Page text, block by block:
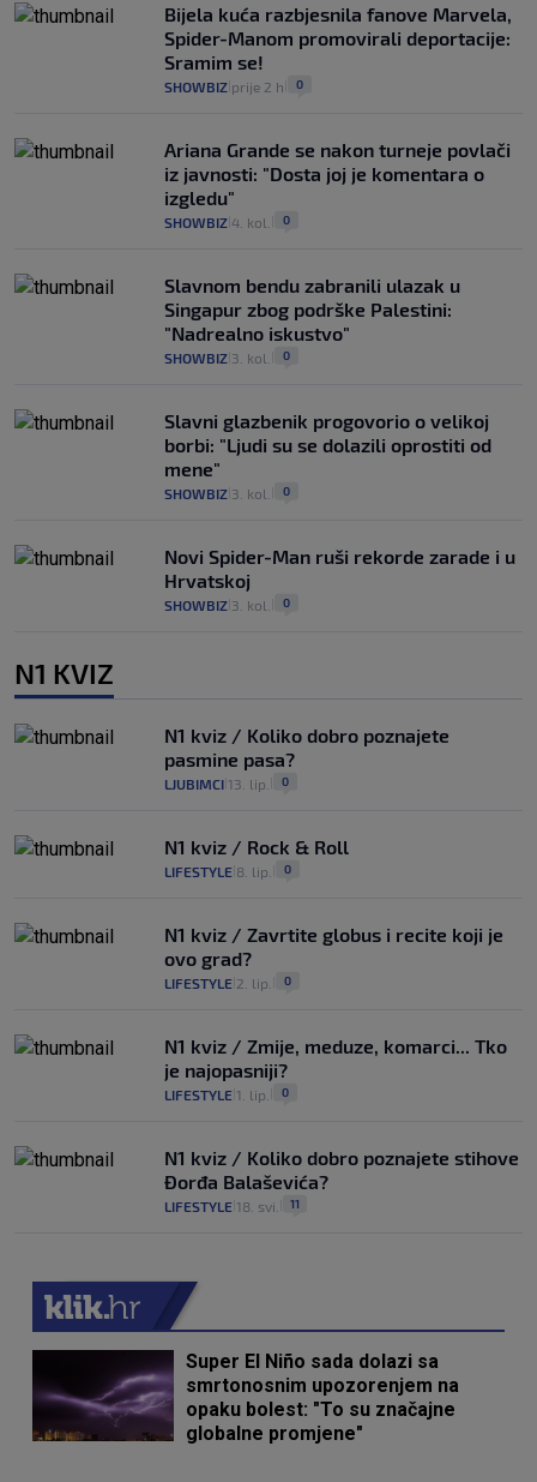
Bijela kuća razbjesnila fanove Marvela,
Spider-Manom promovirali deportacije:
Sramim se!
SHOWBIZ prije 2 h 0
Ariana Grande se nakon turneje povlači
iz javnosti: "Dosta joj je komentara o
izgledu"
SHOWBIZ 4. kol. 0
Slavnom bendu zabranili ulazak u
Singapur zbog podrške Palestini:
"Nadrealno iskustvo"
SHOWBIZ 3. kol. 0
Slavni glazbenik progovorio o velikoj
borbi: "Ljudi su se dolazili oprostiti od
mene"
SHOWBIZ 3. kol. 0
Novi Spider-Man ruši rekorde zarade i u
Hrvatskoj
SHOWBIZ 3. kol. 0
N1 KVIZ
N1 kviz / Koliko dobro poznajete
pasmine pasa?
LJUBIMCI 13. lip. 0
N1 kviz / Rock & Roll
LIFESTYLE 8. lip. 0
N1 kviz / Zavrtite globus i recite koji je
ovo grad?
LIFESTYLE 2. lip. 0
N1 kviz / Zmije, meduze, komarci... Tko
je najopasniji?
LIFESTYLE 1. lip. 0
N1 kviz / Koliko dobro poznajete stihove
Đorđa Balaševića?
LIFESTYLE 18. svi. 11
Super El Niño sada dolazi sa
smrtonosnim upozorenjem na
opaku bolest: "To su značajne
globalne promjene"